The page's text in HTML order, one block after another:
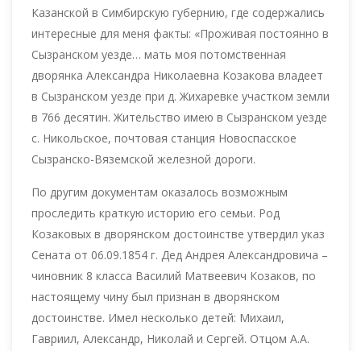
Казанской в Симбирскую губернию, где содержались
интересные для меня факты: «Проживая постоянно в
Сызранском уезде… мать моя потомственная
дворянка Александра Николаевна Козакова владеет
в Сызранском уезде при д. Жихаревке участком земли
в 766 десятин. Жительство имею в Сызранском уезде
с. Никольское, почтовая станция Новоспасское
Сызранско-Вяземской железной дороги.
По другим документам оказалось возможным
проследить краткую историю его семьи. Род
Козаковых в дворянском достоинстве утвердил указ
Сената от 06.09.1854 г. Дед Андрея Александровича –
чиновник 8 класса Василий Матвеевич Козаков, по
настоящему чину был признан в дворянском
достоинстве. Имел несколько детей: Михаил,
Гавриил, Александр, Николай и Сергей. Отцом А.А.